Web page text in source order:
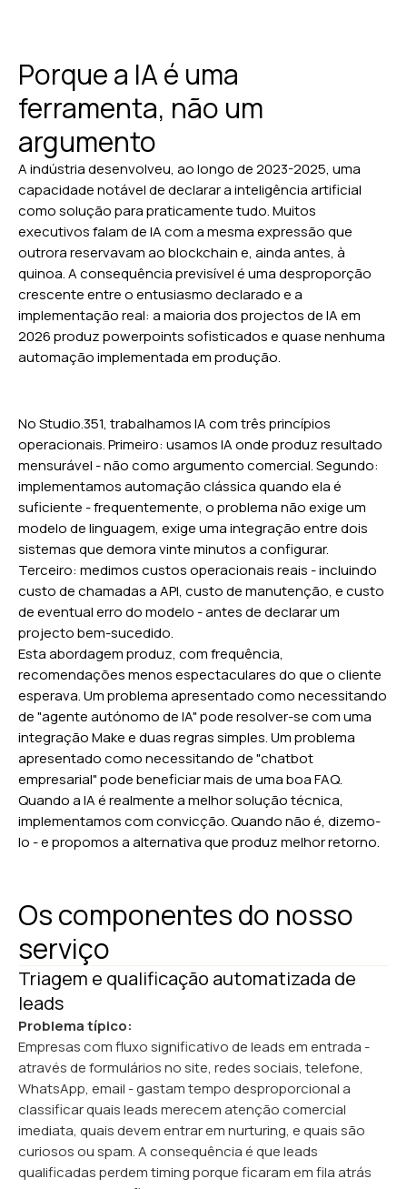
Porque a IA é uma
ferramenta, não um
argumento
A indústria desenvolveu, ao longo de 2023-2025, uma
capacidade notável de declarar a inteligência artificial
como solução para praticamente tudo. Muitos
executivos falam de IA com a mesma expressão que
outrora reservavam ao blockchain e, ainda antes, à
quinoa. A consequência previsível é uma desproporção
crescente entre o entusiasmo declarado e a
implementação real: a maioria dos projectos de IA em
2026 produz powerpoints sofisticados e quase nenhuma
automação implementada em produção.
No Studio.351, trabalhamos IA com três princípios
operacionais. Primeiro: usamos IA onde produz resultado
mensurável - não como argumento comercial. Segundo:
implementamos automação clássica quando ela é
suficiente - frequentemente, o problema não exige um
modelo de linguagem, exige uma integração entre dois
sistemas que demora vinte minutos a configurar.
Terceiro: medimos custos operacionais reais - incluindo
custo de chamadas a API, custo de manutenção, e custo
de eventual erro do modelo - antes de declarar um
projecto bem-sucedido.
Esta abordagem produz, com frequência,
recomendações menos espectaculares do que o cliente
esperava. Um problema apresentado como necessitando
de "agente autónomo de IA" pode resolver-se com uma
integração Make e duas regras simples. Um problema
apresentado como necessitando de "chatbot
empresarial" pode beneficiar mais de uma boa FAQ.
Quando a IA é realmente a melhor solução técnica,
implementamos com convicção. Quando não é, dizemo-
lo - e propomos a alternativa que produz melhor retorno.
Os componentes do nosso
serviço
Triagem e qualificação automatizada de
leads
Problema típico:
Empresas com fluxo significativo de leads em entrada -
através de formulários no site, redes sociais, telefone,
WhatsApp, email - gastam tempo desproporcional a
classificar quais leads merecem atenção comercial
imediata, quais devem entrar em nurturing, e quais são
curiosos ou spam. A consequência é que leads
qualificadas perdem timing porque ficaram em fila atrás